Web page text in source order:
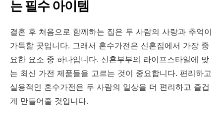
는 필수 아이템
결혼 후 처음으로 함께하는 집은 두 사람의 사랑과 추억이
가득할 곳입니다. 그래서 혼수가전은 신혼집에서 가장 중
요한 요소 중 하나입니다. 신혼부부의 라이프스타일에 맞
는 최신 가전 제품들을 고르는 것이 중요합니다. 편리하고
실용적인 혼수가전은 두 사람의 일상을 더 편리하고 즐겁
게 만들어줄 것입니다.